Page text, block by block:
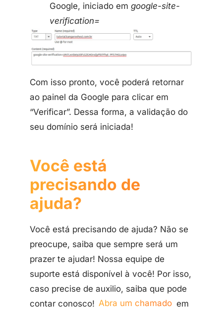
Google, iniciado em google-site-
verification=
Com isso pronto, você poderá retornar
ao painel da Google para clicar em
“Verificar”. Dessa forma, a validação do
seu domínio será iniciada!
Você está
precisando de
ajuda?
Você está precisando de ajuda? Não se
preocupe, saiba que sempre será um
prazer te ajudar! Nossa equipe de
suporte está disponível à você! Por isso,
caso precise de auxilio, saiba que pode
contar conosco! Abra um chamado em